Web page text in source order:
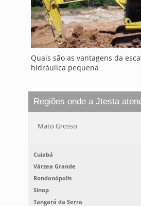
Quais são as vantagens da
hidráulica pequena
Regiões onde a Jtesta
Mato Grosso
Cuiabá
Várzea Grande
Rondonópolis
Sinop
Tangará da Serra